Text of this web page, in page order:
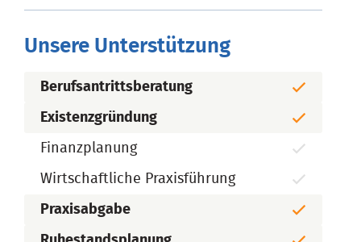
Unsere Unterstützung
Berufsantrittsberatung
Existenzgründung
Finanzplanung
Wirtschaftliche Praxisführung
Praxisabgabe